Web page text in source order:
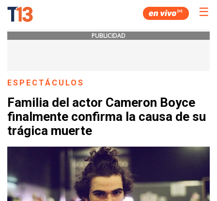
☰
PUBLICIDAD
ESPECTÁCULOS
Familia del actor Cameron Boyce
finalmente confirma la causa de su
trágica muerte